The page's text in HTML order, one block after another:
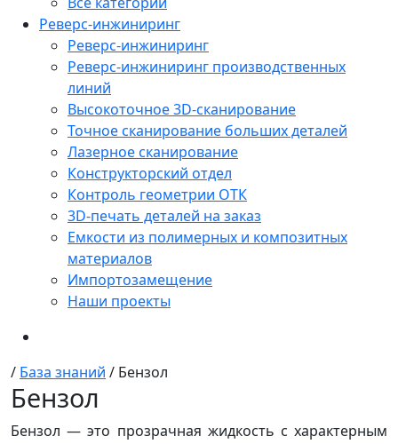
Реверс-инжиниринг
Реверс-инжиниринг
Реверс-инжиниринг производственных
линий
Высокоточное 3D-сканирование
Точное сканирование больших деталей
Лазерное сканирование
Конструкторский отдел
Контроль геометрии ОТК
3D-печать деталей на заказ
Емкости из полимерных и композитных
материалов
Импортозамещение
Наши проекты
/ База знаний / Бензол
Бензол
Бензол — это прозрачная жидкость с характерным